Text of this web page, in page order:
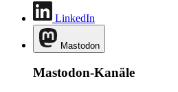
LinkedIn
Mastodon
Mastodon-Kanäle